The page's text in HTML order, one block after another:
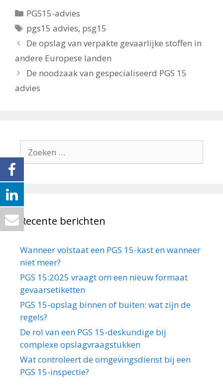
Categorieën
PGS15-advies
Tags
pgs15 advies, psg15
De opslag van verpakte gevaarlijke stoffen in
andere Europese landen
De noodzaak van gespecialiseerd PGS 15
advies
naar:
Recente berichten
Wanneer volstaat een PGS 15-kast en wanneer
niet meer?
PGS 15:2025 vraagt om een nieuw formaat
gevaarsetiketten
PGS 15-opslag binnen of buiten: wat zijn de
regels?
De rol van een PGS 15-deskundige bij
complexe opslagvraagstukken
Wat controleert de omgevingsdienst bij een
PGS 15-inspectie?